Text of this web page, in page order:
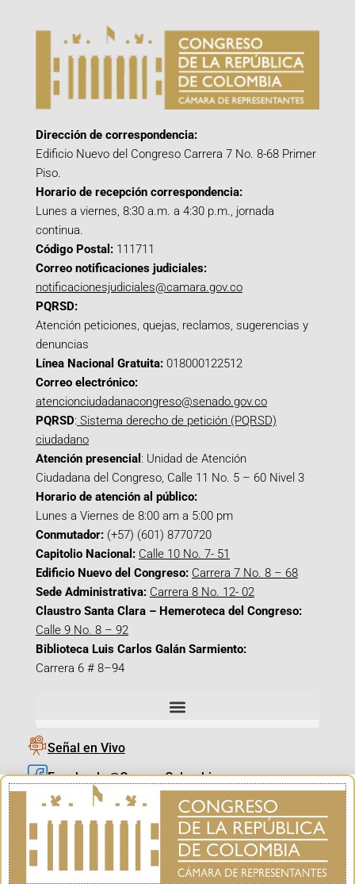
Dirección de correspondencia:
Edificio Nuevo del Congreso Carrera 7 No. 8-68 Primer
Piso.
Horario de recepción correspondencia:
Lunes a viernes, 8:30 a.m. a 4:30 p.m., jornada
continua.
Código Postal: 111711
Correo notificaciones judiciales:
notificacionesjudiciales@camara.gov.co
PQRSD:
Atención peticiones, quejas, reclamos, sugerencias y
denuncias
Línea Nacional Gratuita: 018000122512
Correo electrónico:
atencionciudadanacongreso@senado.gov.co
PQRSD: Sistema derecho de petición (PQRSD)
ciudadano
Atención presencial : Unidad de Atención
Ciudadana del Congreso, Calle 11 No. 5 – 60 Nivel 3
Horario de atención al público:
Lunes a Viernes de 8:00 am a 5:00 pm
Conmutador: (+57) (601) 8770720
Capitolio Nacional: Calle 10 No. 7- 51
Edificio Nuevo del Congreso: Carrera 7 No. 8 – 68
Sede Administrativa: Carrera 8 No. 12- 02
Claustro Santa Clara – Hemeroteca del Congreso:
Calle 9 No. 8 – 92
Biblioteca Luis Carlos Galán Sarmiento:
Carrera 6 # 8–94
Señal en Vivo
Facebook_@CamaraColombia
Instagram_@CamaraColombia
X_@CamaraColombia
Youtube_@CamaraColombia